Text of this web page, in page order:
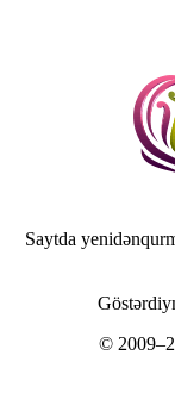
Saytda
©